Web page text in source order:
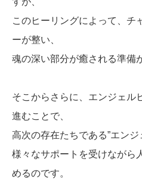
このヒーリングによって、チ
ーが整い、
魂の深い部分が癒される準備
そこからさらに、エンジェル
進むことで、
高次の存在たちである”エンジ
様々なサポートを受けながら
めるのです。